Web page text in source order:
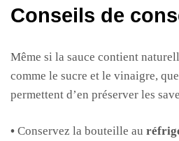
Conseils de
Même si la sauce contient
comme le sucre et le vinaigre,
permettent d’en préserver les
• Conservez la bouteille au